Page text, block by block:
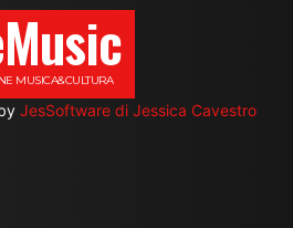
MUSICA&CULTURA
JesSoftware di Jessica Cavestro